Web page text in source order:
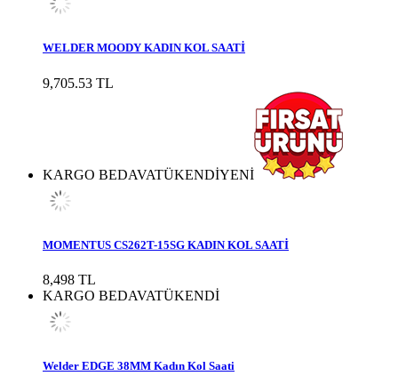
WELDER MOODY KADIN KOL SAATİ
9,705.53 TL
KARGO BEDAVATÜKENDİYENİ
MOMENTUS CS262T-15SG KADIN KOL SAATİ
8,498 TL
KARGO BEDAVATÜKENDİ
Welder EDGE 38MM Kadın Kol Saati